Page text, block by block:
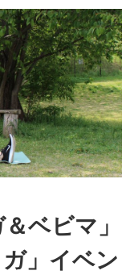
ベビマ」
ガ」イベン